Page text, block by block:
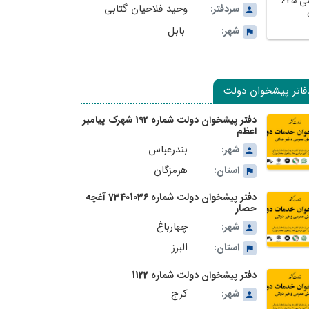
سردفتر: وحید فلاحیان گتابی
شهر: بابل
پیشخوان دولت
دفتر پیشخوان دولت شماره 192 شهرک پیامبر
اعظم
شهر:
بندرعباس
استان: هرمزگان
دفتر پیشخوان دولت شماره 73401036 آغچه
حصار
شهر:
چهارباغ
استان: البرز
دفتر پیشخوان دولت شماره 1122
شهر:
کرج